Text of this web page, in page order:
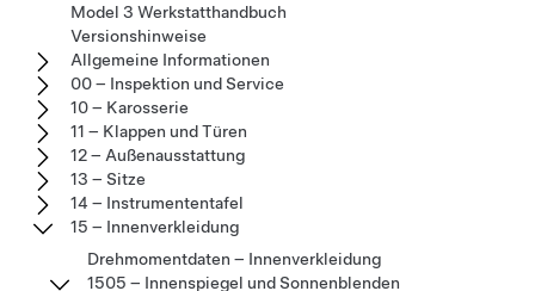
Model 3 Werkstatthandbuch
Versionshinweise
Allgemeine Informationen
00 – Inspektion und Service
10 – Karosserie
11 – Klappen und Türen
12 – Außenausstattung
13 – Sitze
14 – Instrumententafel
15 – Innenverkleidung
Drehmomentdaten – Innenverkleidung
1505 – Innenspiegel und Sonnenblenden